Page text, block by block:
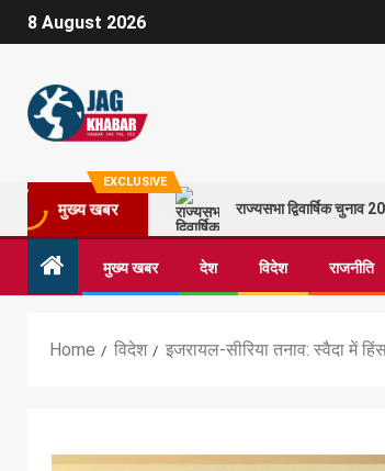
8 August 2026
EXCLUSIVE
मुख्य खबर राज्यसभा द्विवार्षिक
मुख्य खबर देश विदेश राजनीति
Home विदेश इजरायल-सीरिया तनाव: स्वैदा में